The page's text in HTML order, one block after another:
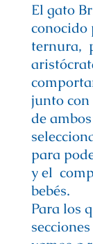
El gato
conocido
ternura,
junto con
de
para
y el
bebés.
Para los